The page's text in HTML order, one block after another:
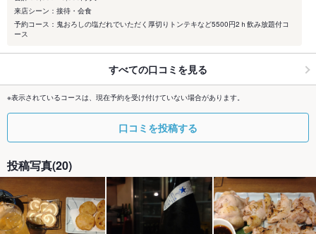
来店シーン：接待・会食
予約コース：鬼おろしの塩だれでいただく厚切りトンテキなど5500円2ｈ飲み放題付コ
ース
すべての口コミを見る
※表示されているコースは、現在予約を受け付けていない場合があります。
口コミを投稿する
投稿写真(20)